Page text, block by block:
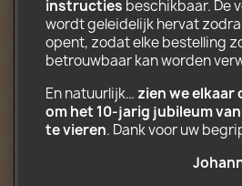
3 vrachtwagens
gedrukt op
CD-ROM met de
transportinstructies (.pdf)
Optioneel (complete
instructies beschikbaar. De
wordt geleidelijk hervat
opent, zodat elke bestelling
betrouwbaar kan worden
En natuurlijk… zien we elkaar
om het 10‑jarig jubileum
te vieren. Dank voor uw